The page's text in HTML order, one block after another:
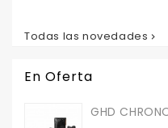
Todas las novedades 
En Oferta
GHD